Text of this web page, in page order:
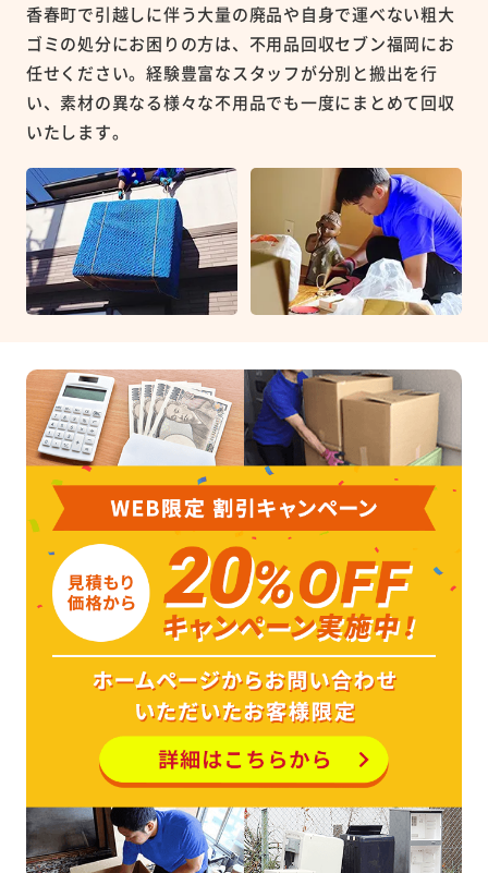
香春町で引越しに伴う大量の廃品や自身で運べない粗大
ゴミの処分にお困りの方は、不用品回収セブン福岡にお
任せください。経験豊富なスタッフが分別と搬出を行
い、素材の異なる様々な不用品でも一度にまとめて回収
いたします。